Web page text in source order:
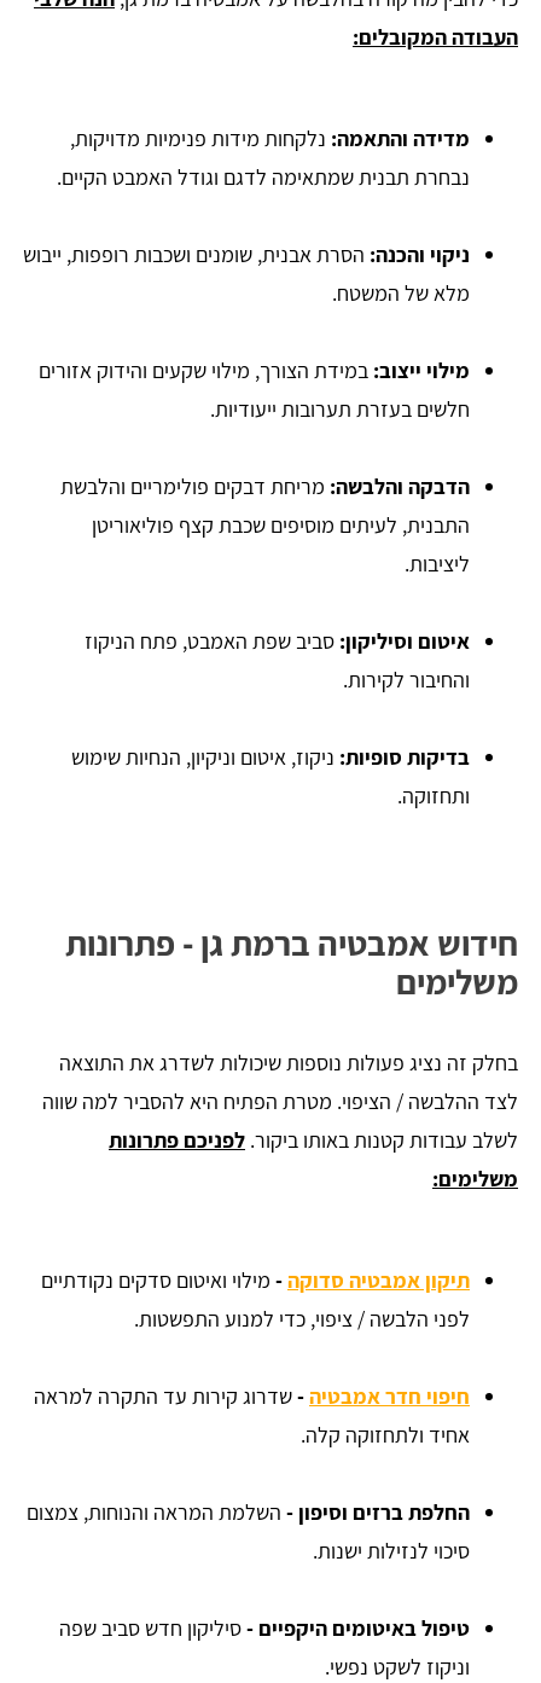
העבודה המקובלים:
מדידה והתאמה: נלקחות מידות פנימיות מדויקות,
נבחרת תבנית שמתאימה לדגם וגודל האמבט הקיים.
ניקוי והכנה: הסרת אבנית, שומנים ושכבות רופפות, ייבוש
מלא של המשטח.
מילוי ייצוב: במידת הצורך, מילוי שקעים והידוק אזורים
חלשים בעזרת תערובות ייעודיות.
הדבקה והלבשה: מריחת דבקים פולימריים והלבשת
התבנית, לעיתים מוסיפים שכבת קצף פוליאוריטן
ליציבות.
איטום וסיליקון: סביב שפת האמבט, פתח הניקוז
והחיבור לקירות.
בדיקות סופיות: ניקוז, איטום וניקיון, הנחיות שימוש
ותחזוקה.
חידוש אמבטיה ברמת גן - פתרונות
משלימים
בחלק זה נציג פעולות נוספות שיכולות לשדרג את התוצאה
לצד ההלבשה / הציפוי. מטרת הפתיח היא להסביר למה שווה
לשלב עבודות קטנות באותו ביקור. לפניכם פתרונות
משלימים:
תיקון אמבטיה סדוקה- מילוי ואיטום סדקים נקודתיים
לפני הלבשה / ציפוי, כדי למנוע התפשטות.
חיפוי חדר אמבטיה-שדרוג קירות עד התקרה למראה
אחיד ולתחזוקה קלה.
החלפת ברזים וסיפון - השלמת המראה והנוחות, צמצום
סיכוי לנזילות ישנות.
טיפול באיטומים היקפיים -סיליקון חדש סביב שפה
וניקוז לשקט נפשי.